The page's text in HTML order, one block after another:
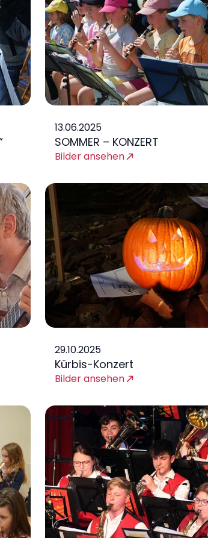
13.06.2025
SOMMER – KONZERT
Bilder ansehen
29.10.2025
Kürbis-Konzert
Bilder ansehen